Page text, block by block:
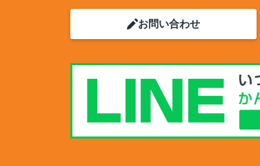
お問い合わせ